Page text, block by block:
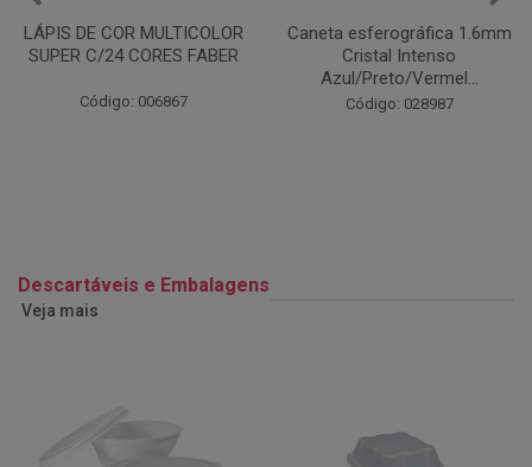
Caneta esferográfica 1.6mm
Cristal Intenso
Código: 028987
COLA EM BASTÃO 40G - LEO
& LEO
Código: 028164
Descartáveis e Embalagens
Veja mais